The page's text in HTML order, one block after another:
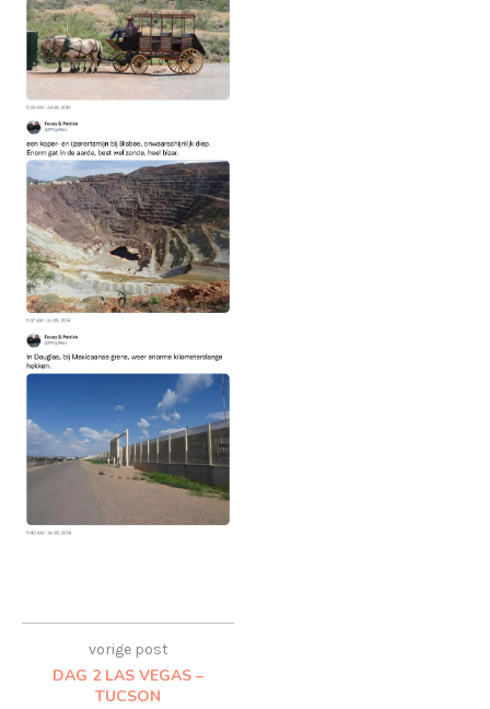
vorige post
DAG 2 LAS VEGAS –
TUCSON